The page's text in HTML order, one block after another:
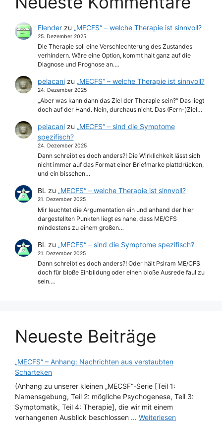
Elenderzu „MECFS“ – welche Therapie ist sinnvoll?
25. Dezember 2025
Die Therapie soll eine Verschlechterung des Zustandes
verhindern. Wäre eine Option, kommt halt ganz auf die
Diagnose und Prognose an.…
pelacanizu „MECFS“ – welche Therapie ist sinnvoll?
24. Dezember 2025
„Aber was kann dann das Ziel der Therapie sein?“ Das liegt
doch auf der Hand. Nein, durchaus nicht. Das (Fern-)Ziel…
pelacanizu „MECFS“ – sind die Symptome
spezifisch?
24. Dezember 2025
Dann schreibt es doch anders?! Die Wirklichkeit lässt sich
nicht immer auf das Format einer Briefmarke plattdrücken,
und ein bisschen…
BL zu „MECFS“ – welche Therapie ist sinnvoll?
21. Dezember 2025
Mir leuchtet die Argumentation ein und anhand der hier
dargestellten Punkten liegt es nahe, dass ME/CFS
mindestens zu einem großen…
BL zu „MECFS“ – sind die Symptome spezifisch?
21. Dezember 2025
Dann schreibt es doch anders?! Oder hält Psiram ME/CFS
doch für bloße Einbildung oder einen bloße Ausrede faul zu
sein.…
Neueste Beiträge
„MECFS“ – Anhang: Nachrichten aus verstaubten
Scharteken
(Anhang zu unserer kleinen „MECSF“-Serie [Teil 1:
Namensgebung, Teil 2: mögliche Psychogenese, Teil 3:
Symptomatik, Teil 4: Therapie], die wir mit einem
verhangenen Ausblick beschlossen ... Weiterlesen